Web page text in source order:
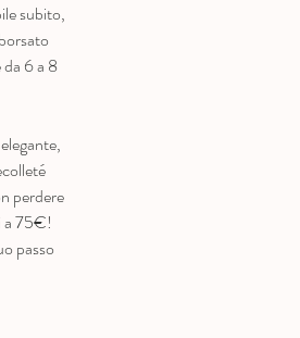
subito,
6 a 8
perdere
a 75€!
passo